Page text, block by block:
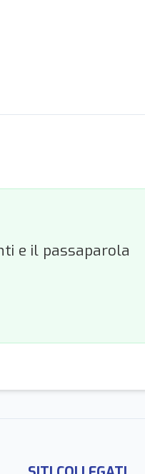
e il passaparola